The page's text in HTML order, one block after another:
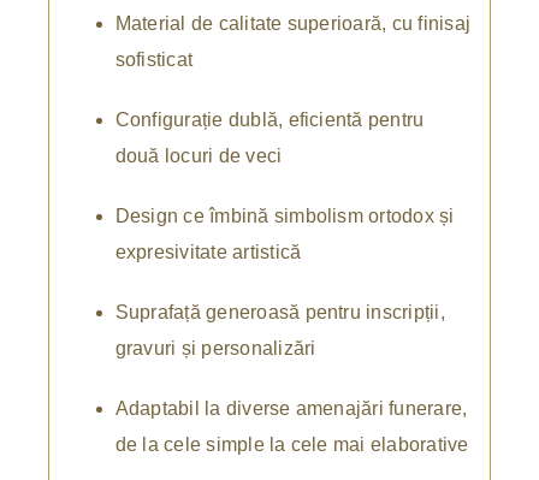
Material de calitate superioară, cu finisaj
sofisticat
Configurație dublă, eficientă pentru
două locuri de veci
Design ce îmbină simbolism ortodox și
expresivitate artistică
Suprafață generoasă pentru inscripții,
gravuri și personalizări
Adaptabil la diverse amenajări funerare,
de la cele simple la cele mai elaborative